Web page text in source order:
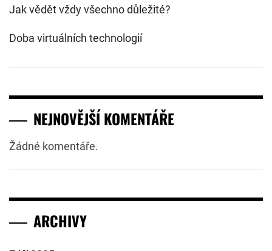
Jak vědět vždy všechno důležité?
Doba virtuálních technologií
NEJNOVĚJŠÍ KOMENTÁŘE
Žádné komentáře.
ARCHIVY